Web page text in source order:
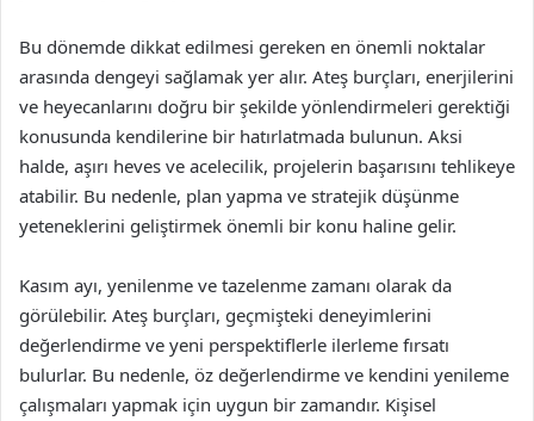
Bu dönemde dikkat edilmesi gereken en önemli noktalar
arasında dengeyi sağlamak yer alır. Ateş burçları, enerjilerini
ve heyecanlarını doğru bir şekilde yönlendirmeleri gerektiği
konusunda kendilerine bir hatırlatmada bulunun. Aksi
halde, aşırı heves ve acelecilik, projelerin başarısını tehlikeye
atabilir. Bu nedenle, plan yapma ve stratejik düşünme
yeteneklerini geliştirmek önemli bir konu haline gelir.
Kasım ayı, yenilenme ve tazelenme zamanı olarak da
görülebilir. Ateş burçları, geçmişteki deneyimlerini
değerlendirme ve yeni perspektiflerle ilerleme fırsatı
bulurlar. Bu nedenle, öz değerlendirme ve kendini yenileme
çalışmaları yapmak için uygun bir zamandır. Kişisel